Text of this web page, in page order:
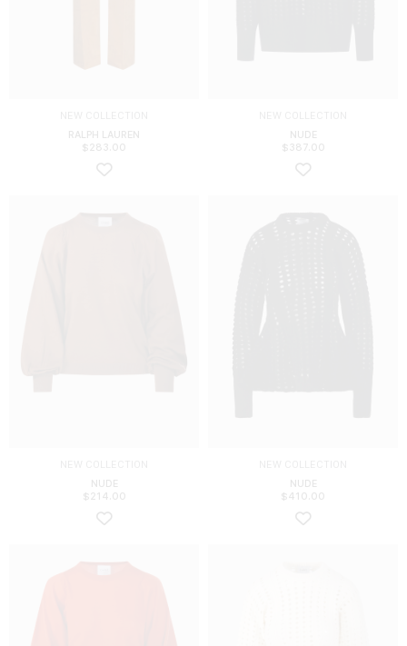
RALPH LAUREN
$ 283.00
NUDE
$ 387.00
NUDE
$ 214.00
NUDE
$ 410.00